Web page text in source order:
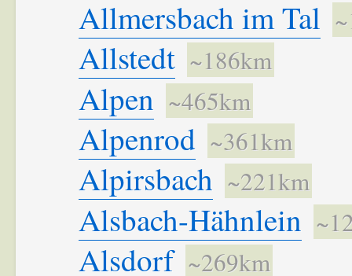
Allmersbach im Tal
Allstedt ~186km
Alpen ~465km
Alpenrod ~361km
Alpirsbach ~221km
Alsbach-Hähnlein
Alsdorf ~269km